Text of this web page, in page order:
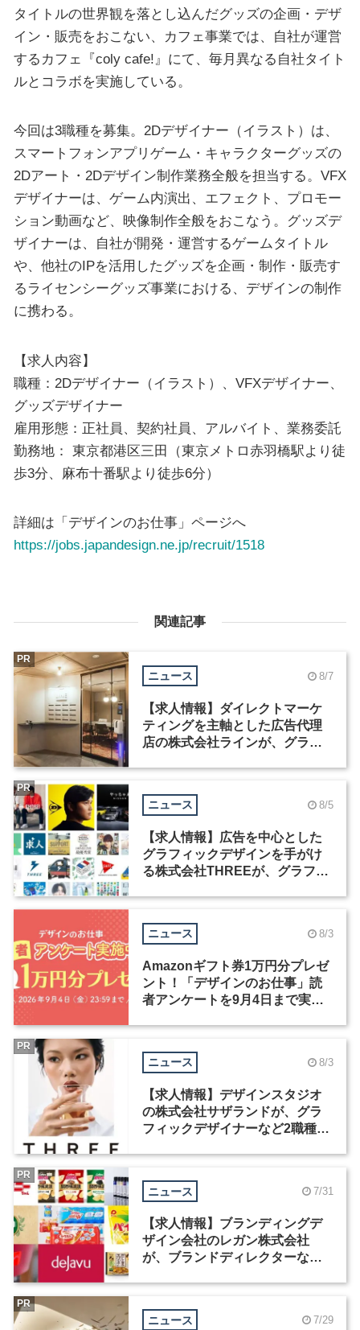
タイトルの世界観を落とし込んだグッズの企画・デザ
イン・販売をおこない、カフェ事業では、自社が運営
するカフェ『coly cafe!』にて、毎月異なる自社タイト
ルとコラボを実施している。
今回は3職種を募集。2Dデザイナー（イラスト）は、
スマートフォンアプリゲーム・キャラクターグッズの
2Dアート・2Dデザイン制作業務全般を担当する。VFX
デザイナーは、ゲーム内演出、エフェクト、プロモー
ション動画など、映像制作全般をおこなう。グッズデ
ザイナーは、自社が開発・運営するゲームタイトル
や、他社のIPを活用したグッズを企画・制作・販売す
るライセンシーグッズ事業における、デザインの制作
に携わる。
【求人内容】
職種：2Dデザイナー（イラスト）、VFXデザイナー、
グッズデザイナー
雇用形態：正社員、契約社員、アルバイト、業務委託
勤務地： 東京都港区三田（東京メトロ赤羽橋駅より徒
歩3分、麻布十番駅より徒歩6分）
詳細は「デザインのお仕事」ページへ
https://jobs.japandesign.ne.jp/recruit/1518
関連記事
ニュース 8/7
【求人情報】ダイレクトマーケ
ティングを主軸とした広告代理
店の株式会社ラインが、グラフ
PR
ニュース 8/5
【求人情報】広告を中心とした
グラフィックデザインを手がけ
る株式会社THREEが、グラフィ
PR
ニュース 8/3
Amazonギフト券1万円分プレゼ
ント！「デザインのお仕事」読
者アンケートを9月4日まで実施
ニュース 8/3
【求人情報】デザインスタジオ
の株式会社サザランドが、グラ
フィックデザイナーなど2職種を
PR
ニュース 7/31
【求人情報】ブランディングデ
ザイン会社のレガン株式会社
が、ブランドディレクターなど3
PR
ニュース 7/29
PR